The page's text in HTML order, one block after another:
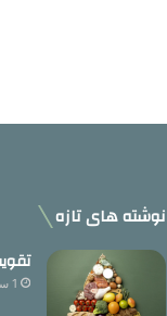
نوشته های تازه
1 ساعت پیش